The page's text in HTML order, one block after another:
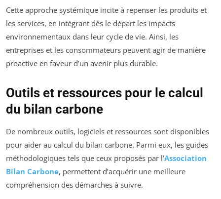
Cette approche systémique incite à repenser les produits et
les services, en intégrant dès le départ les impacts
environnementaux dans leur cycle de vie. Ainsi, les
entreprises et les consommateurs peuvent agir de manière
proactive en faveur d’un avenir plus durable.
Outils et ressources pour le calcul
du bilan carbone
De nombreux outils, logiciels et ressources sont disponibles
pour aider au calcul du bilan carbone. Parmi eux, les guides
méthodologiques tels que ceux proposés par l’Association
Bilan Carbone, permettent d’acquérir une meilleure
compréhension des démarches à suivre.